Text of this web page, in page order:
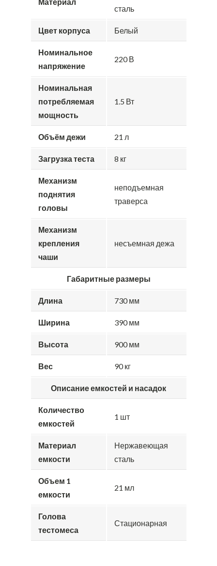
сталь
Цвет корпуса Белый
Номинальное
напряжение
220 В
Номинальная
потребляемая
мощность
1.5 Вт
Объём дежи 21 л
Загрузка теста 8 кг
Механизм
поднятия
головы
неподъемная
траверса
Механизм
крепления
чаши
несъемная дежа
Габаритные размеры
Длина 730 мм
Ширина 390 мм
Высота 900 мм
Вес 90 кг
Описание емкостей и насадок
Количество
емкостей
1 шт
Материал
емкости
Нержавеющая
сталь
Объем 1
емкости
21 мл
Голова
тестомеса
Стационарная